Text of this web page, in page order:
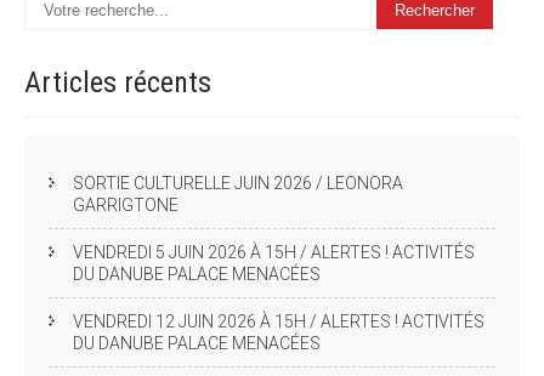
Articles récents
SORTIE CULTURELLE JUIN 2026 / LEONORA
GARRIGTONE
VENDREDI 5 JUIN 2026 À 15H / ALERTES ! ACTIVITÉS
DU DANUBE PALACE MENACÉES
VENDREDI 12 JUIN 2026 À 15H / ALERTES ! ACTIVITÉS
DU DANUBE PALACE MENACÉES